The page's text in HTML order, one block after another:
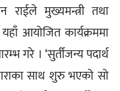
राईले मुख्यमन्त्री तथा
यहाँ आयोजित कार्यक्रममा
गरे । ‘सुर्तीजन्य पदार्थ
साथ शुरु भएको सो